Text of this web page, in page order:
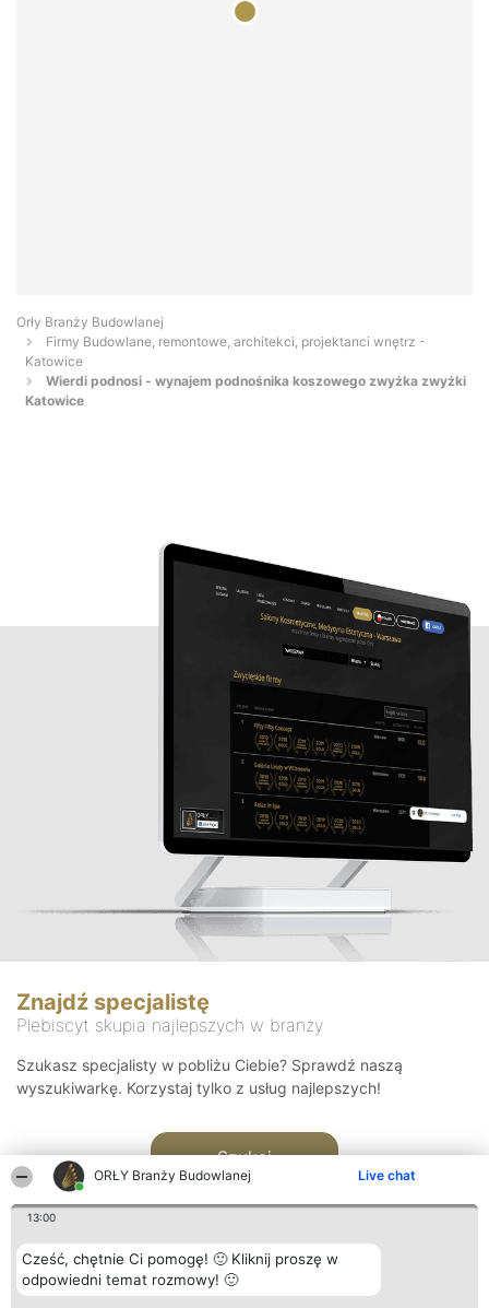
ORŁY Branży Budowlanej Live chat
13:00
Cześć, chętnie Ci pomogę! 🙂 Kliknij proszę w
odpowiedni temat rozmowy! 🙂
Orły Branży Budowlanej
Firmy Budowlane, remontowe, architekci, projektanci wnętrz -
Katowice
Wierdi podnosi - wynajem podnośnika koszowego zwyżka zwyżki
Katowice
Znajdź specjalistę
Plebiscyt skupia najlepszych w branży
Szukasz specjalisty w pobliżu Ciebie? Sprawdź naszą
wyszukiwarkę. Korzystaj tylko z usług najlepszych!
Szukaj